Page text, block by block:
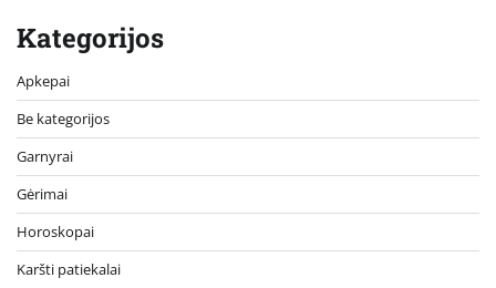
Kategorijos
Apkepai
Be kategorijos
Garnyrai
Gėrimai
Horoskopai
Karšti patiekalai